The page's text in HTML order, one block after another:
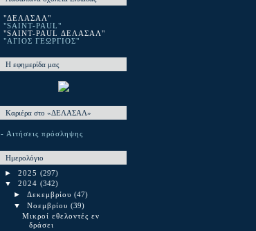
"ΔΕΛΑΣΑΛ"
"SAINT-PAUL"
"SAINT-PAUL ΔΕΛΑΣΑΛ"
"ΑΓΙΟΣ ΓΕΩΡΓΙΟΣ"
Η εφημερίδα μας
Καριέρα στο «ΔΕΛΑΣΑΛ»
- Αιτήσεις πρόσληψης
Ημερολόγιο
► 2025 (297)
▼ 2024 (342)
► Δεκεμβρίου (47)
▼ Νοεμβρίου (39)
Μικροί εθελοντές εν
δράσει